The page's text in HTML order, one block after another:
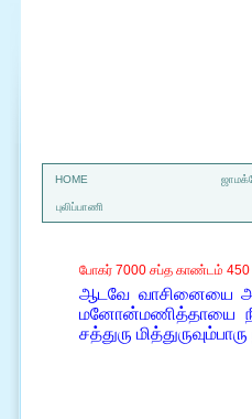
HOME
புலிப்பாணி
போகர் 7000 சப்த காண்டம்
ஆடவே வாசினையை
மனோன்மணித்தாயை
சத்துரு